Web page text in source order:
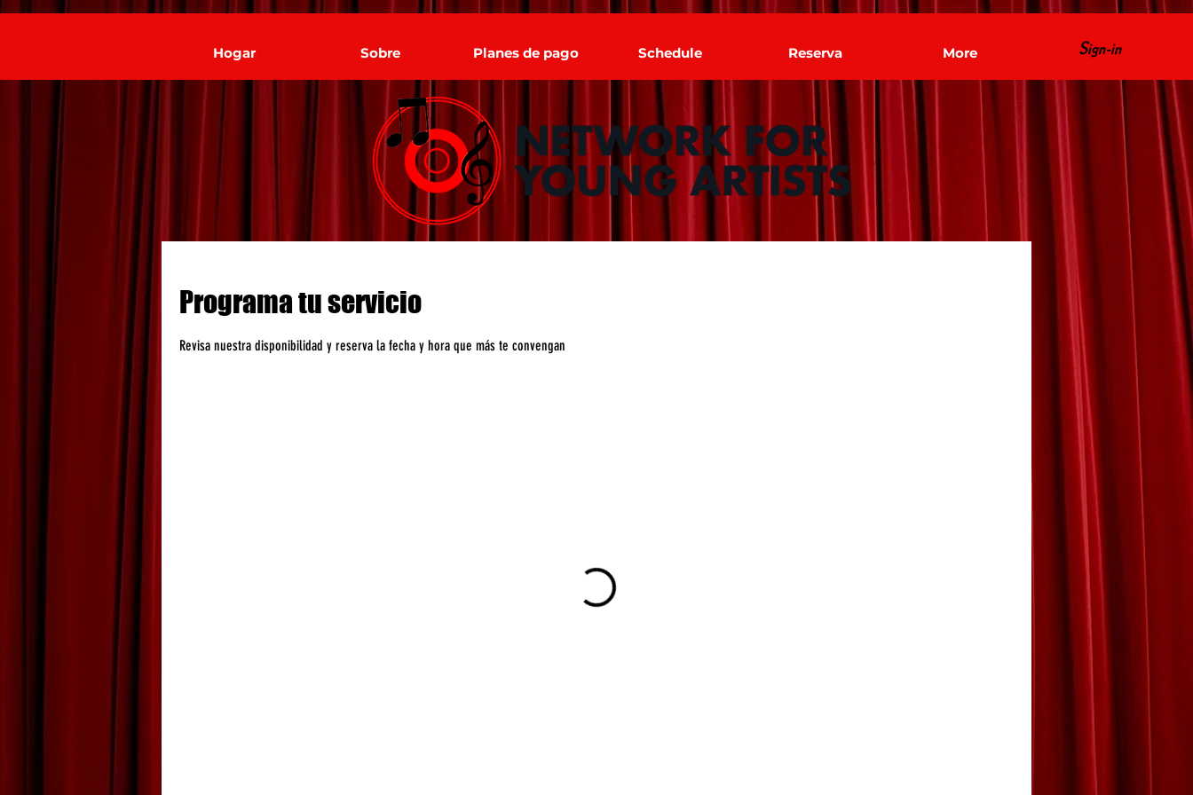
Hogar Sobre Planes de pago Schedule Reserva More Sign-in
Programa tu servicio
Revisa nuestra disponibilidad y reserva la fecha y hora que más te convengan